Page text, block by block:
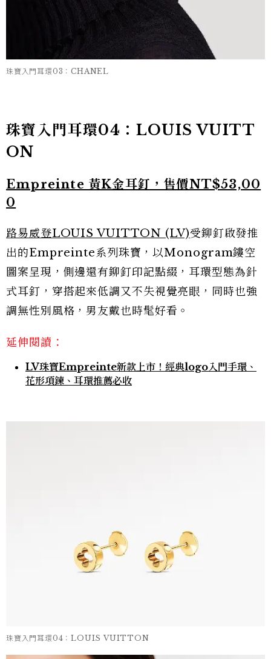
珠寶入門耳環03：CHANEL
珠寶入門耳環04：LOUIS VUITT
ON
Empreinte 黃K金耳釘，售價NT$53,00
0
路易威登LOUIS VUITTON (LV)受鉚釘啟發推
出的Empreinte系列珠寶，以Monogram鏤空
圖案呈現，側邊還有鉚釘印記點綴，耳環型態為針
式耳釘，穿搭起來低調又不失視覺亮眼，同時也強
調無性別風格，男友戴也時髦好看。
延伸閱讀：
LV珠寶Empreinte新款上市！經典logo入門手環、
花形項鍊、耳環推薦必收
珠寶入門耳環04：LOUIS VUITTON